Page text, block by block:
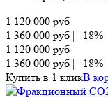
1 120 000 руб
1 360 000 руб |–18%
1 120 000 руб
1 360 000 руб |–18%
Купить в 1 кликВ